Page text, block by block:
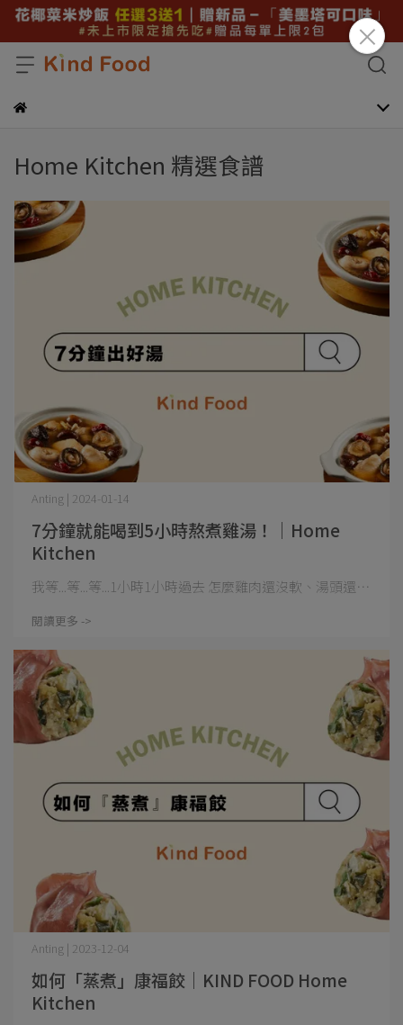
Home Kitchen 精選食譜
7分鐘就能喝到5小時熬煮雞湯！｜Home
Kitchen
Anting | 2024-01-14
我等...等...等...1小時1小時過去 怎麼雞肉還沒軟、湯頭還⋯
閱讀更多 ->
如何「蒸煮」康福餃｜KIND FOOD Home
Kitchen
Anting | 2023-12-04